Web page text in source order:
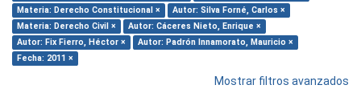
Materia: Derecho Constitucional ×
Autor: Silva Forné, Carlos ×
Materia: Derecho Civil ×
Autor: Cáceres Nieto, Enrique ×
Autor: Fix Fierro, Héctor ×
Autor: Padrón Innamorato, Mauricio ×
Fecha: 2011 ×
Mostrar filtros avanzados